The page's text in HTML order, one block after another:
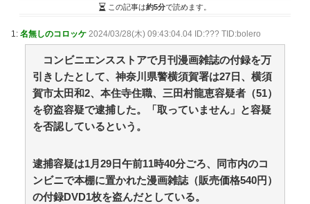
Powered by livedoor 相互RSS
それは純愛か、それともストーカー疑惑か
防護管なしで感電死を起こした某工務店、「そんな危
険な現場お断りしますわ!と断って正解やったわ」と業者
が業界事情を告白 / anaguro - 総合
NEW! (8/9 06:10)
中国「大洪水！」三峡ダム「決壊危機」台風13号「三
級」台風13号と15号「中国本土でぶつかり合う（前代未
聞」→ / anaguro - 総合 NEW! (8/9 06:05)
【聯合ニュース】 韓国在住の日本人女性インフルエン
サー ライブ配信中に死亡 / anaguro - 総合
この記事は約5分で読めます。
1: 名無しのコロッケ 2024/03/28(木) 09:43:04.04 ID:??? TID:bolero
コンビニエンスストアで月刊漫画雑誌の付録を万
引きしたとして、神奈川県警横須賀署は27日、横須
賀市太田和2、本住寺住職、三田村龍恵容疑者（51）
を窃盗容疑で逮捕した。「取っていません」と容疑
を否認しているという。
逮捕容疑は1月29日午前11時40分ごろ、同市内のコ
ンビニで本棚に置かれた漫画雑誌（販売価格540円）
の付録DVD1枚を盗んだとしている。